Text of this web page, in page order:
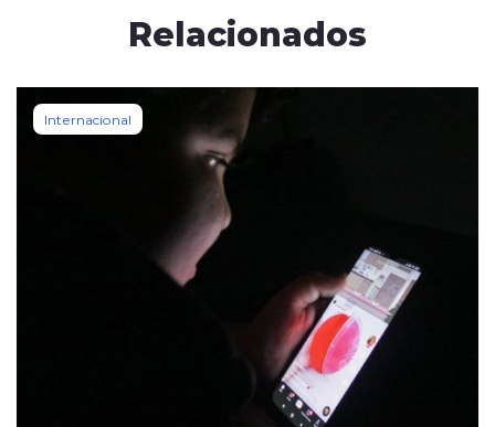
Relacionados
Internacional